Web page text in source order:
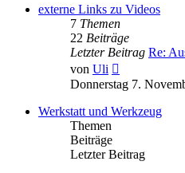
externe Links zu Videos
7 Themen
22 Beiträge
Letzter Beitrag Re:
von Uli
Beitrag
Donnerstag 7.
Werkstatt und Werkzeug
Themen
Beiträge
Letzter Beitrag